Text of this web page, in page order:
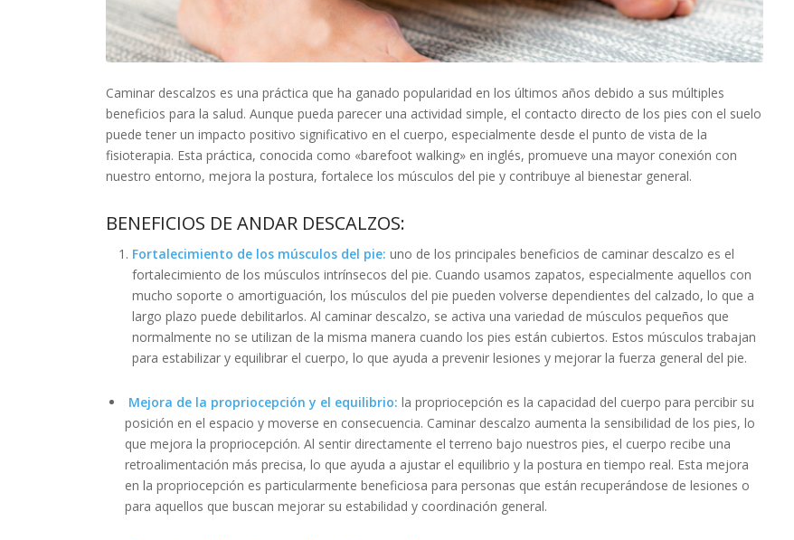
Caminar descalzos es una práctica que ha ganado popularidad en los últimos años debido a sus múltiples
beneficios para la salud. Aunque pueda parecer una actividad simple, el contacto directo de los pies con el suelo
puede tener un impacto positivo significativo en el cuerpo, especialmente desde el punto de vista de la
fisioterapia. Esta práctica, conocida como «barefoot walking» en inglés, promueve una mayor conexión con
nuestro entorno, mejora la postura, fortalece los músculos del pie y contribuye al bienestar general.
BENEFICIOS DE ANDAR DESCALZOS:
Fortalecimiento de los músculos del pie:uno de los principales beneficios de caminar descalzo es el
fortalecimiento de los músculos intrínsecos del pie. Cuando usamos zapatos, especialmente aquellos con
mucho soporte o amortiguación, los músculos del pie pueden volverse dependientes del calzado, lo que a
largo plazo puede debilitarlos. Al caminar descalzo, se activa una variedad de músculos pequeños que
normalmente no se utilizan de la misma manera cuando los pies están cubiertos. Estos músculos trabajan
para estabilizar y equilibrar el cuerpo, lo que ayuda a prevenir lesiones y mejorar la fuerza general del pie.
Mejora de la propriocepción y el equilibrio: la propriocepción es la capacidad del cuerpo para percibir su
posición en el espacio y moverse en consecuencia. Caminar descalzo aumenta la sensibilidad de los pies, lo
que mejora la propriocepción. Al sentir directamente el terreno bajo nuestros pies, el cuerpo recibe una
retroalimentación más precisa, lo que ayuda a ajustar el equilibrio y la postura en tiempo real. Esta mejora
en la propriocepción es particularmente beneficiosa para personas que están recuperándose de lesiones o
para aquellos que buscan mejorar su estabilidad y coordinación general.